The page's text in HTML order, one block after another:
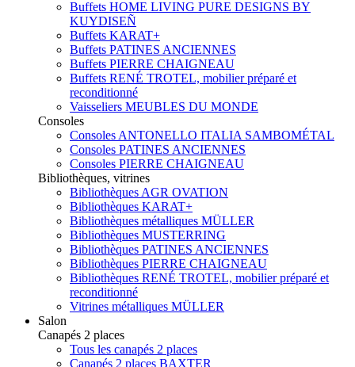
Buffets HOME LIVING PURE DESIGNS BY
KUYDISEÑ
Buffets KARAT+
Buffets PATINES ANCIENNES
Buffets PIERRE CHAIGNEAU
Buffets RENÉ TROTEL, mobilier préparé et
reconditionné
Vaisseliers MEUBLES DU MONDE
Consoles
Consoles ANTONELLO ITALIA SAMBOMÉTAL
Consoles PATINES ANCIENNES
Consoles PIERRE CHAIGNEAU
Bibliothèques, vitrines
Bibliothèques AGR OVATION
Bibliothèques KARAT+
Bibliothèques métalliques MÜLLER
Bibliothèques MUSTERRING
Bibliothèques PATINES ANCIENNES
Bibliothèques PIERRE CHAIGNEAU
Bibliothèques RENÉ TROTEL, mobilier préparé et
reconditionné
Vitrines métalliques MÜLLER
Salon
Canapés 2 places
Tous les canapés 2 places
Canapés 2 places BAXTER